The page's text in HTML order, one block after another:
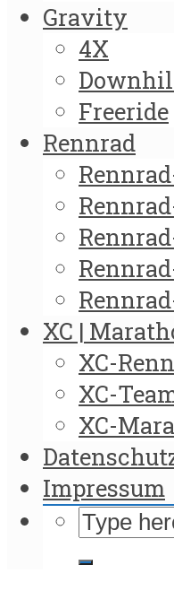
Gravity
4X
Freeride
Rennrad
XC |
XC-
XC-
XC-
Impressum